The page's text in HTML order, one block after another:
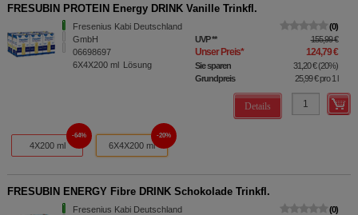
FRESUBIN PROTEIN Energy DRINK Vanille Trinkfl.
Fresenius Kabi Deutschland
GmbH
06698697
6X4X200 ml Lösung
0
UVP** 155,99 €
Unser Preis* 124,79 €
Sie sparen 31,20 €(20%)
Grundpreis
25,99 €pro 1 l
Details
4X200 ml
64%
6X4X200 ml
20%
FRESUBIN ENERGY Fibre DRINK Schokolade Trinkfl.
Fresenius Kabi Deutschland
0